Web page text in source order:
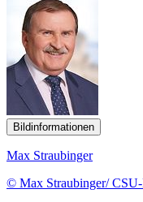
Bildinformationen
Max Straubinger
© Max Straubinger/